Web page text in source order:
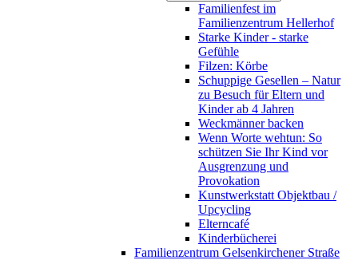
Familienfest im
Familienzentrum Hellerhof
Starke Kinder - starke
Gefühle
Filzen: Körbe
Schuppige Gesellen – Natur
zu Besuch für Eltern und
Kinder ab 4 Jahren
Weckmänner backen
Wenn Worte wehtun: So
schützen Sie Ihr Kind vor
Ausgrenzung und
Provokation
Kunstwerkstatt Objektbau /
Upcycling
Elterncafé
Kinderbücherei
Familienzentrum Gelsenkirchener Straße